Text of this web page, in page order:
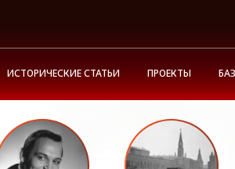
ИСТОРИЧЕСКИЕ СТАТЬИ ПРОЕКТЫ